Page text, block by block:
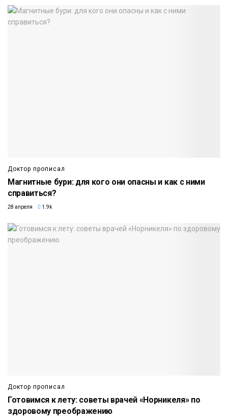
Доктор прописал
Магнитные бури: для кого они опасны и как с ними
справиться?
28 апреля 1.9k
Доктор прописал
Готовимся к лету: советы врачей «Норникеля» по
здоровому преображению